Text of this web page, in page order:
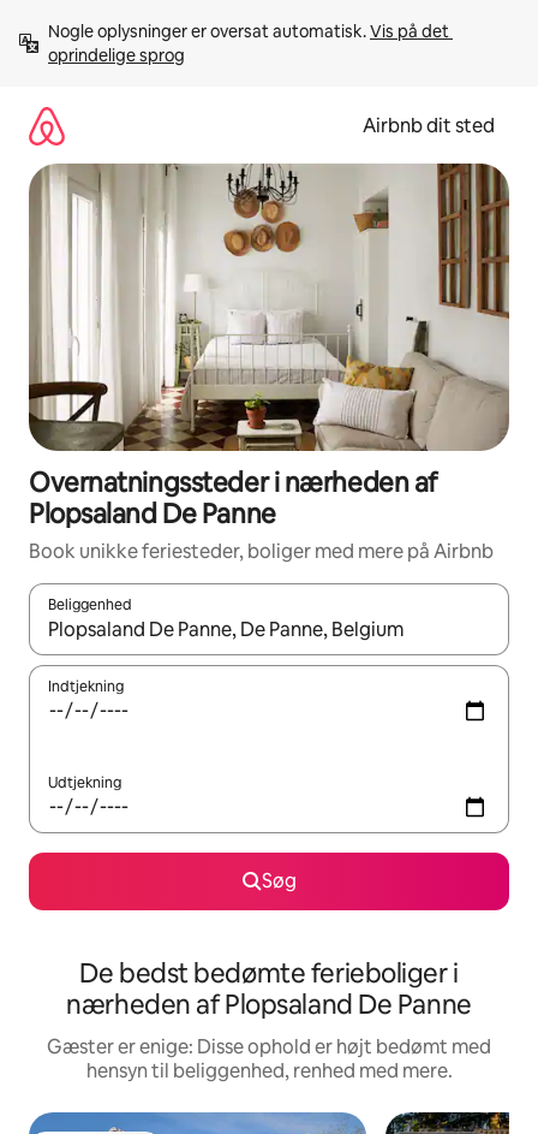
videre
Nogle oplysninger er oversat automatisk. Vis på det
oprindelige sprog
Airbnb dit sted
Overnatningssteder i nærheden af
Plopsaland De Panne
Book unikke feriesteder, boliger med mere på Airbnb
Beliggenhed
Når resultaterne er tilgængelige, skal du navigere med
Indtjekning
Udtjekning
Søg
De bedst bedømte ferieboliger i
nærheden af Plopsaland De Panne
Gæster er enige: Disse ophold er højt bedømt med
hensyn til beliggenhed, renhed med mere.